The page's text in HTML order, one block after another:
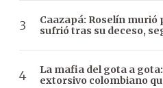
Caazapá: Roselín
sufrió tras su deceso,
La mafia del gota a
extorsivo colombiano